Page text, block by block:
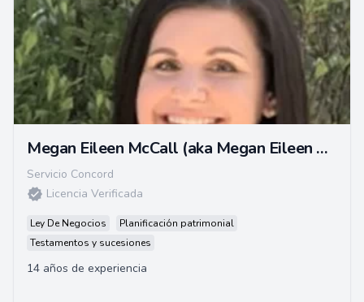
Megan Eileen McCall (aka Megan Eileen Bruce)
Servicio Concord
Licencia Verificada
Ley De Negocios
Planificación patrimonial
Testamentos y sucesiones
14 años de experiencia